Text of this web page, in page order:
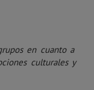
en cuanto a
culturales y